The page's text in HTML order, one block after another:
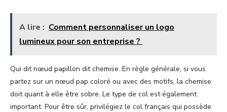
A lire : Comment personnaliser un logo
lumineux pour son entreprise ?
Qui dit nœud papillon dit chemise. En règle générale, si vous
partez sur un nœud pap coloré ou avec des motifs, la chemise
doit quant à elle être sobre. Le type de col est également
important. Pour être sûr, privilégiez le col français qui possède